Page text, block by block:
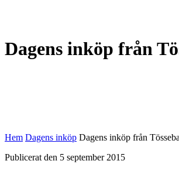
Dagens inköp från
Hem Dagens inköp Dagens inköp från
Publicerat den 5 september 2015